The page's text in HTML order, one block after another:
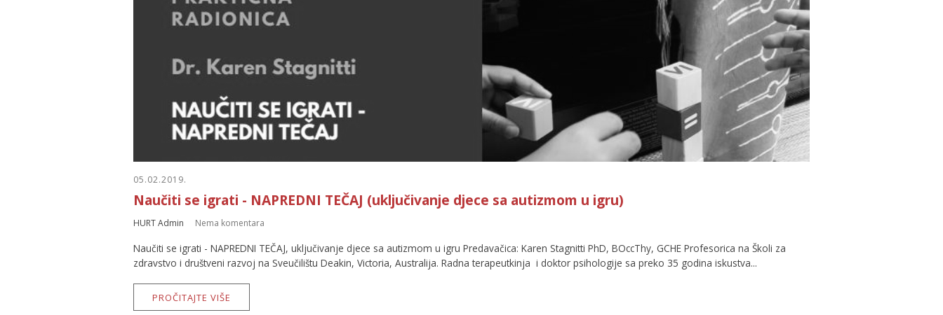
05.02.2019.
Naučiti se igrati - NAPREDNI TEČAJ (uključivanje djece sa autizmom u igru)
HURT Admin Nema komentara
Naučiti se igrati - NAPREDNI TEČAJ, uključivanje djece sa autizmom u igru Predavačica: Karen Stagnitti PhD, BOccThy, GCHE Profesorica na Školi za
zdravstvo i društveni razvoj na Sveučilištu Deakin, Victoria, Australija. Radna terapeutkinja i doktor psihologije sa preko 35 godina iskustva...
PROČITAJTE VIŠE